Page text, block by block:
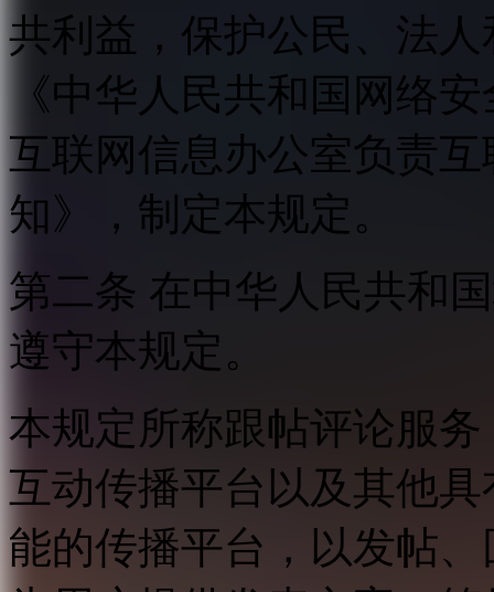
共利益，保护公民、法
《中华人民共和国网络
互联网信息办公室负责
知》，制定本规定。
第二条 在中华人民共和
遵守本规定。
本规定所称跟帖评论服
互动传播平台以及其他
能的传播平台，以发帖